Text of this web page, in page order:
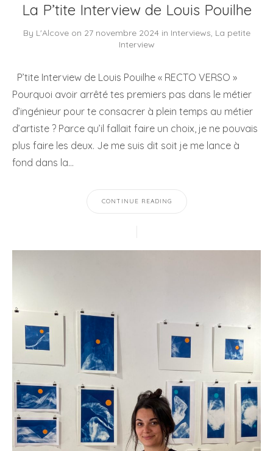
La P’tite Interview de Louis Pouilhe
By L'Alcoveon 27 novembre 2024 in Interviews, La petite
Interview
P’tite Interview de Louis Pouilhe « RECTO VERSO »
Pourquoi avoir arrêté tes premiers pas dans le métier
d’ingénieur pour te consacrer à plein temps au métier
d’artiste ? Parce qu’il fallait faire un choix, je ne pouvais
plus faire les deux. Je me suis dit soit je me lance à
fond dans la…
CONTINUE READING